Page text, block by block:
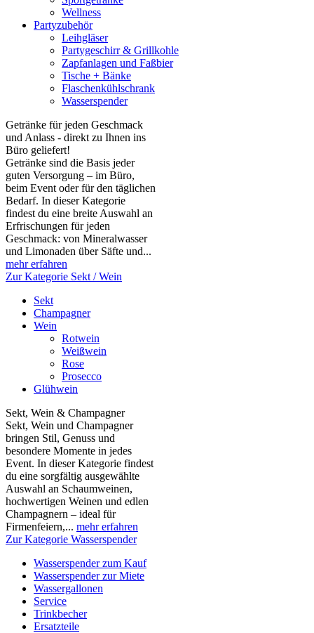
Wellness
Partyzubehör
Leihgläser
Partygeschirr & Grillkohle
Zapfanlagen und Faßbier
Tische + Bänke
Flaschenkühlschrank
Wasserspender
Getränke für jeden Geschmack
und Anlass - direkt zu Ihnen ins
Büro geliefert!
Getränke sind die Basis jeder
guten Versorgung – im Büro,
beim Event oder für den täglichen
Bedarf. In dieser Kategorie
findest du eine breite Auswahl an
Erfrischungen für jeden
Geschmack: von Mineralwasser
und Limonaden über Säfte und...
mehr erfahren
Zur Kategorie Sekt / Wein
Sekt
Champagner
Wein
Rotwein
Weißwein
Rose
Prosecco
Glühwein
Sekt, Wein & Champagner
Sekt, Wein und Champagner
bringen Stil, Genuss und
besondere Momente in jedes
Event. In dieser Kategorie findest
du eine sorgfältig ausgewählte
Auswahl an Schaumweinen,
hochwertigen Weinen und edlen
Champagnern – ideal für
Firmenfeiern,... mehr erfahren
Zur Kategorie Wasserspender
Wasserspender zum Kauf
Wasserspender zur Miete
Wassergallonen
Service
Trinkbecher
Ersatzteile